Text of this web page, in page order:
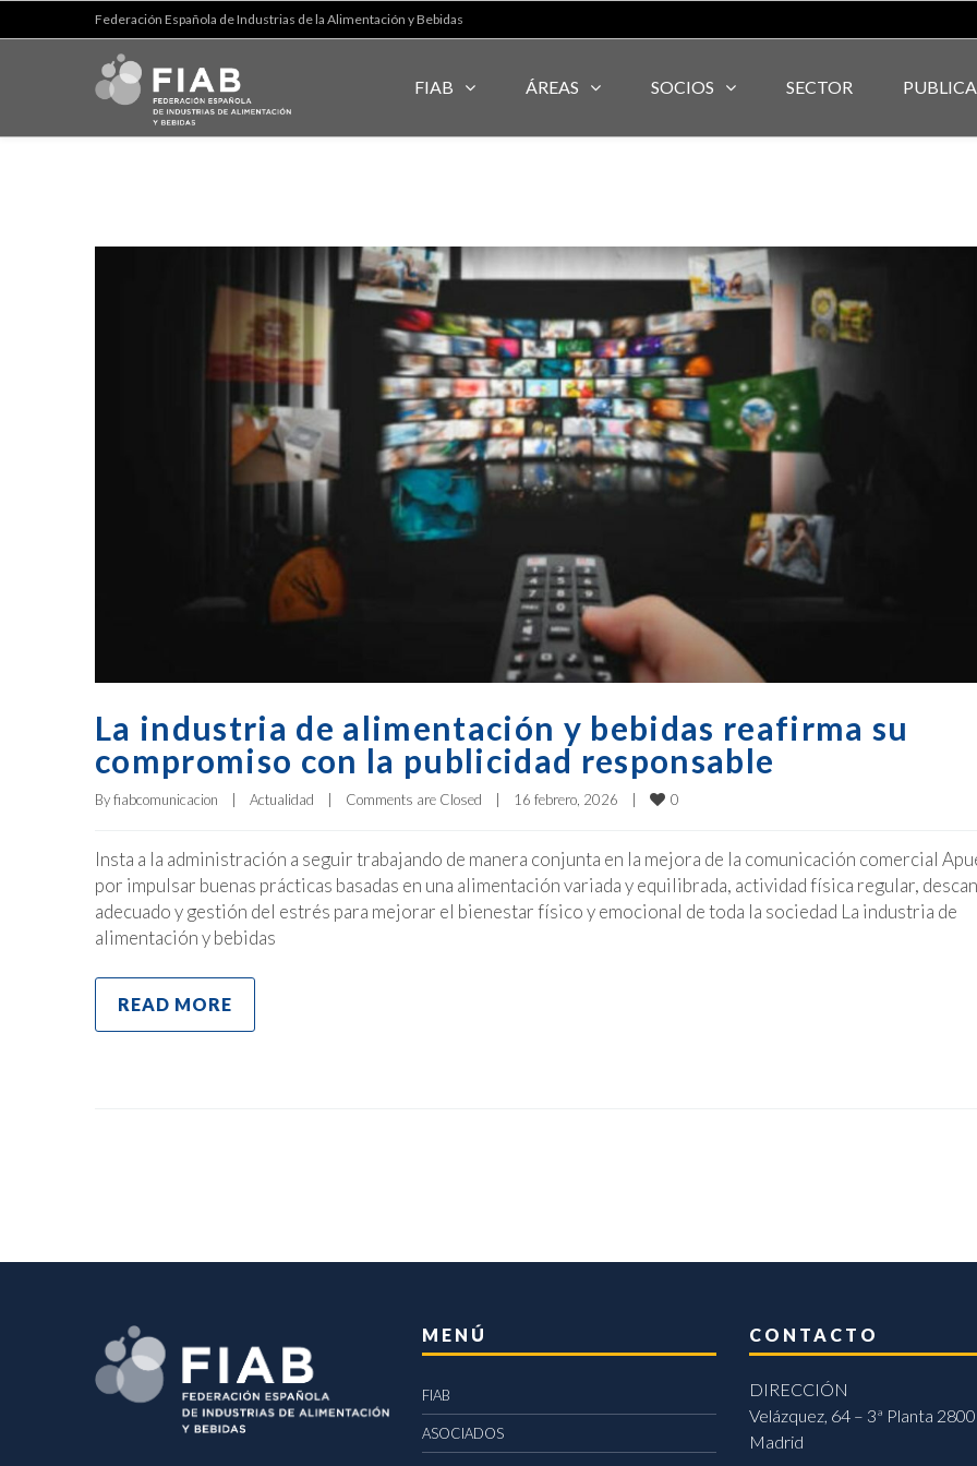
Federación Española de Industrias de la Alimentación y Bebidas
FIAB ÁREAS SOCIOS SECTOR
La industria de alimentación y bebidas reafirma su
compromiso con la publicidad responsable
By fiabcomunicacion Actualidad Comments are Closed 16 febrero, 2026 0
Insta a la administración a seguir trabajando de manera conjunta en la mejora de la comunicación comercial
por impulsar buenas prácticas basadas en una alimentación variada y equilibrada, actividad física regular,
adecuado y gestión del estrés para mejorar el bienestar físico y emocional de toda la sociedad La industria de
alimentación y bebidas
READ MORE
MENÚ
FIAB
ASOCIADOS
CONTACTO
DIRECCIÓN
Velázquez, 64 – 3ª Planta
Madrid